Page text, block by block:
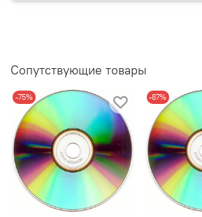
Сопутствующие товары
-75% -87%